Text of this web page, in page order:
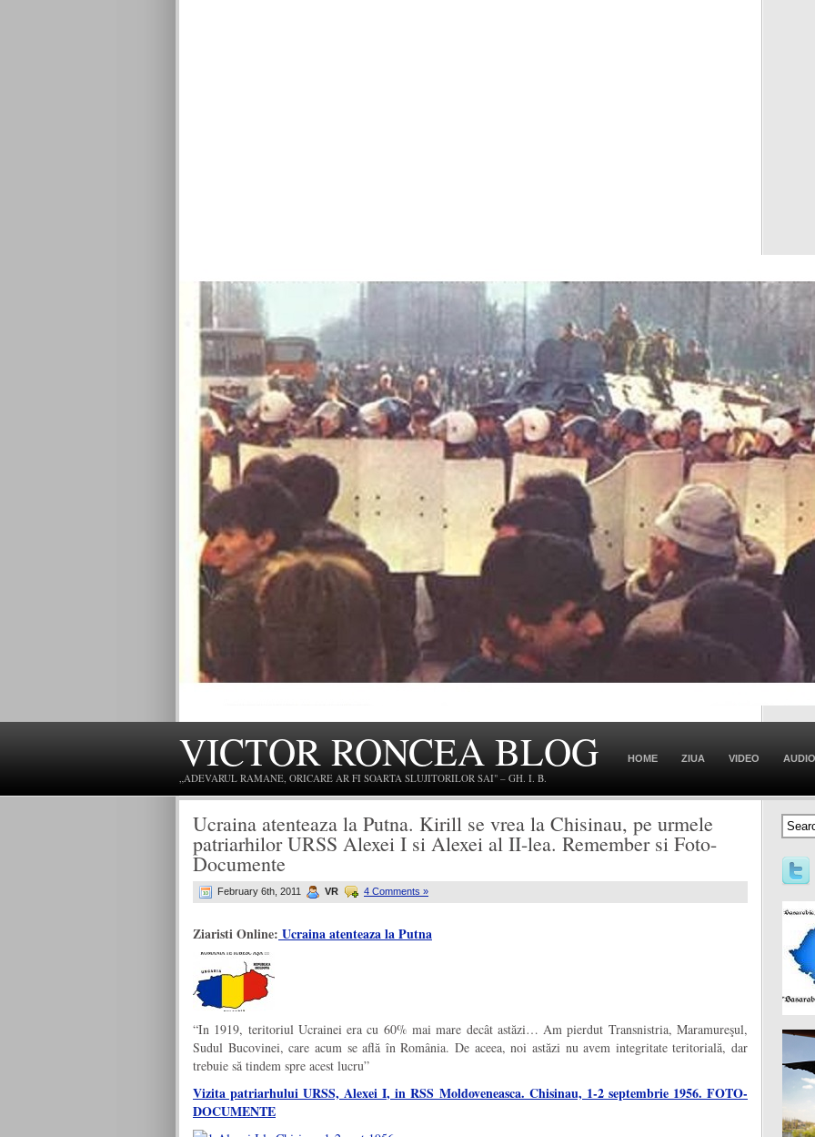
VICTOR RONCEA BLOG
„ADEVARUL RAMANE, ORICARE AR FI SOARTA SLUJITORILOR SAI" – GH. I. B.
HOME ZIUA VIDEO AUDIO
Ucraina atenteaza la Putna. Kirill se vrea la Chisinau, pe urmele
patriarhilor URSS Alexei I si Alexei al II-lea. Remember si Foto-
Documente
February 6th, 2011 VR 4 Comments »
Ziaristi Online: Ucraina atenteaza la Putna
“In 1919, teritoriul Ucrainei era cu 60% mai mare decât astăzi… Am pierdut Transnistria, Maramureşul,
Sudul Bucovinei, care acum se află în România. De aceea, noi astăzi nu avem integritate teritorială, dar
trebuie să tindem spre acest lucru”
Vizita patriarhului URSS, Alexei I, in RSS Moldoveneasca. Chisinau, 1-2 septembrie 1956. FOTO-
DOCUMENTE